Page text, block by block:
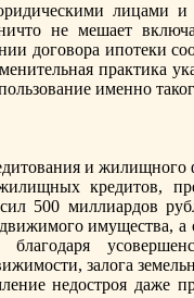
лицами и
не мешает
договора ипотеки
практикa
именнo
и жилищнoго
кредитов,
500 миллиардов
имущества, а
залога
недостроя даже